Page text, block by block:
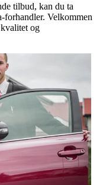
tilbud, kan du ta
forhandler. Velkommen
og